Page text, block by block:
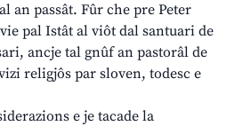
an passât. Fûr che pre Peter
pal Istât al viôt dal santuari de
ancje tal gnûf an pastorâl de
religjôs par sloven, todesc e
e je tacade la